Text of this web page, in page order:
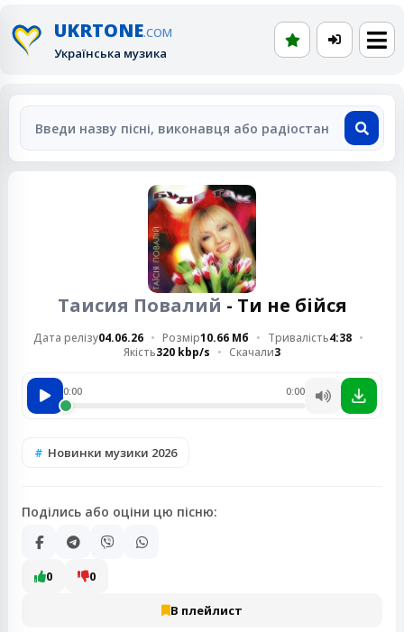
UKRTONE.COM
Українська музика
Таисия Повалий - Ти не бійся
Дата релізу04.06.26 Розмір10.66 Мб Тривалість4:38
Якість320 kbp/s Скачали3
0:00 0:00
Новинки музики 2026
Поділись або оціни цю пісню:
0 0
В плейлист